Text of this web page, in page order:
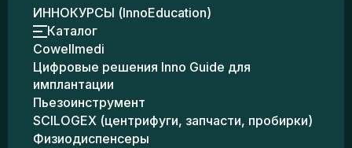
ИННОКУРСЫ (InnoEducation)
Каталог
Cowellmedi
Цифровые решения Inno Guide для
имплантации
Пьезоинструмент
SCILOGEX (центрифуги, запчасти, пробирки)
Физиодиспенсеры